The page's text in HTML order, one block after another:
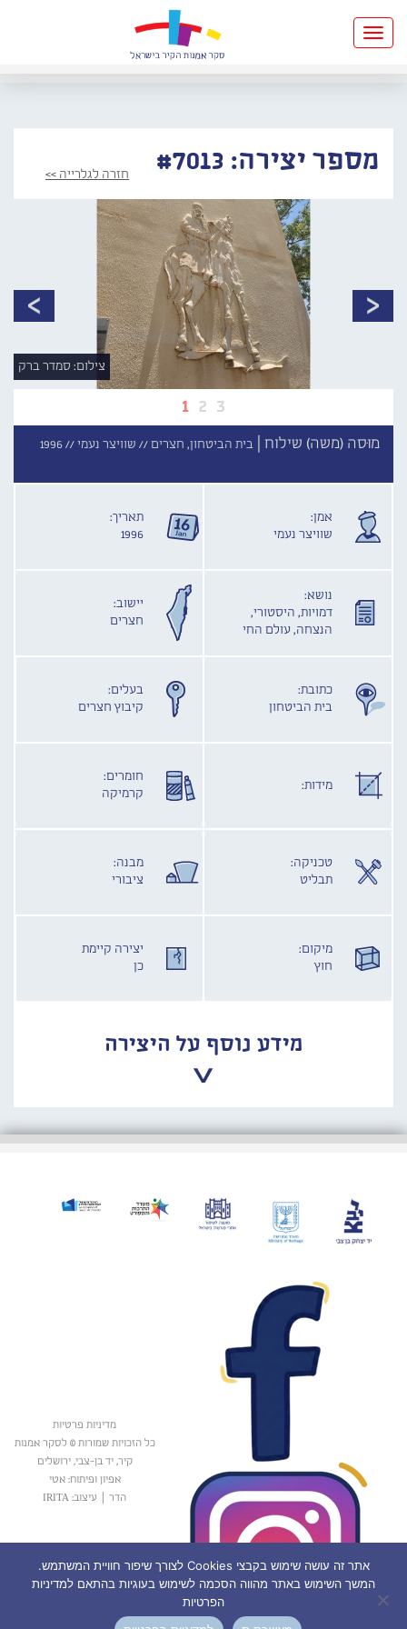
Toggle
navigation
מספר יצירה: #7013 חזרה לגלרייה >>
1 2 3
צילום: סמדר ברק
מוּסה (משה) שילוח | בית הביטחון, חצרים // שוויצר נעמי //1996
אמן:
שוויצר נעמי
תאריך:
1996
נושא:
דמויות, היסטורי,
הנצחה, עולם החי
יישוב:
חצרים
כתובת:
בית הביטחון
בעלים:
קיבוץ חצרים
מידות:
חומרים:
קרמיקה
טכניקה:
תבליט
מבנה:
ציבורי
מיקום:
חוץ
יצירה קיימת
כן
מידע נוסף על היצירה
מדיניות פרטיות
כל הזכויות שמורות © לסקר אמנות
קיר, יד בן-צבי, ירושלים
אפיון ופיתוח: אטי
הדר
עיצוב: IRITA
אתר זה עושה שימוש בקבצי Cookies לצורך שיפור חוויית המשתמש.
המשך השימוש באתר מהווה הסכמה לשימוש בעוגיות בהתאם למדיניות
הפרטיות